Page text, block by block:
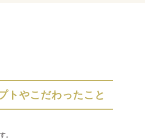
トやこだわったこと
。